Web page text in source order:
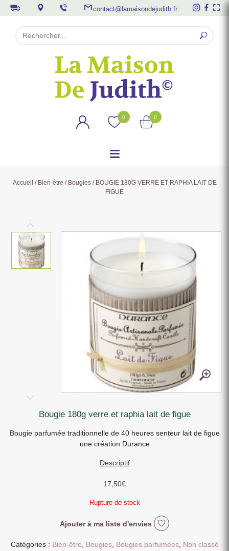
contact@lamaisondejudith.fr
0 0
Accueil / Bien-être / Bougies/ BOUGIE 180G VERRE ET RAPHIA LAIT DE
FIGUE
bougie 180g verre et raphia lait de figue
Bougie parfumée traditionnelle de 40 heures senteur lait de figue
une création Durance
Descriptif
17,50€
Rupture de stock
Ajouter à ma liste d'envies
Catégories : Bien-être Bougies, Bougies parfumées, Non classé